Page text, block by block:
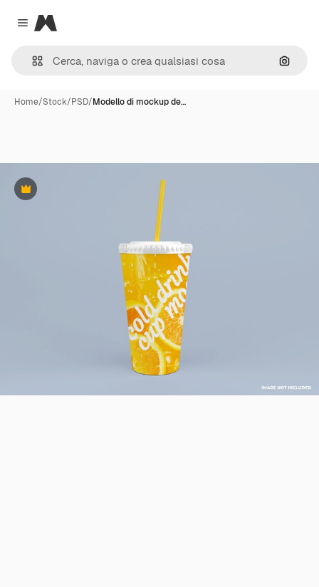
Close menu
Magnific
Cerca
Home/Stock/PSD/Modello di mockup de…
Premium